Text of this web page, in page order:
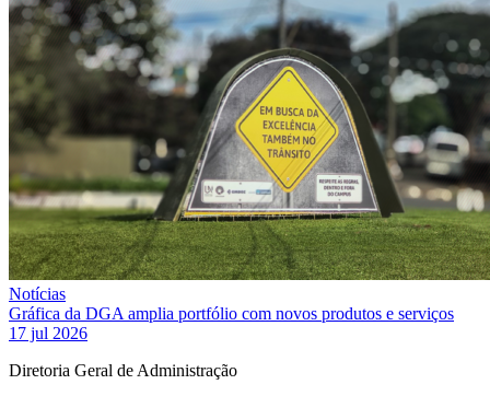
Notícias
Gráfica da DGA amplia portfólio com novos produtos e serviços
17 jul 2026
Diretoria Geral de Administração